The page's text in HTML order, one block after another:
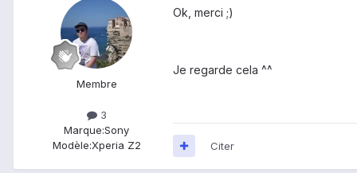
Membre
3
Marque:Sony
Modèle:Xperia Z2
Ok, merci ;)
Je regarde cela ^^
Citer